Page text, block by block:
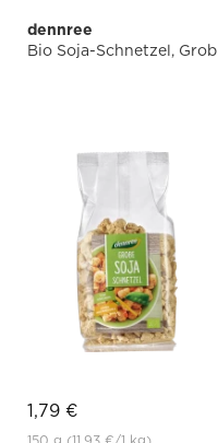
dennree
Bio Soja-Schnetzel, Grob
1,79 €